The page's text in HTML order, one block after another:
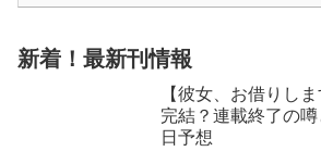
新着！最新刊情報
【彼女、お借りし
完結？連載終了の
日予想